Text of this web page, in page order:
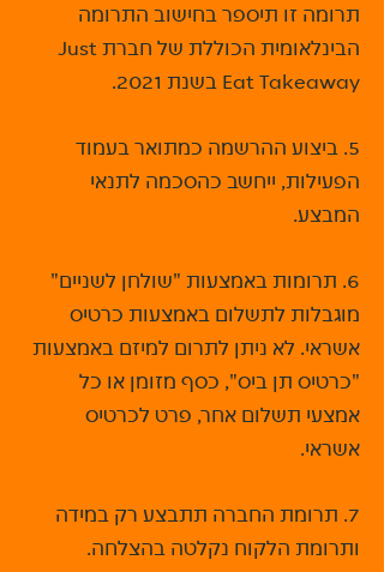
תרומה זו תיספר בחישוב התרומה
הבינלאומית הכוללת של חברת Just
Eat Takeaway בשנת 2021.
5. ביצוע ההרשמה כמתואר בעמוד
הפעילות, ייחשב כהסכמה לתנאי
המבצע.
6. תרומות באמצעות "שולחן לשניים"
מוגבלות לתשלום באמצעות כרטיס
אשראי. לא ניתן לתרום למיזם באמצעות
"כרטיס תן ביס", כסף מזומן או כל
אמצעי תשלום אחר, פרט לכרטיס
אשראי.
7. תרומת החברה תתבצע רק במידה
ותרומת הלקוח נקלטה בהצלחה.